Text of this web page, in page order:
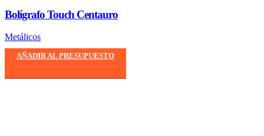
Bolígrafo Touch Centauro
Metálicos
AÑADIR AL PRESUPUESTO